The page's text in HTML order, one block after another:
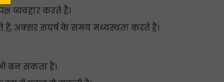
व्यवहार करते हैं।
हैं, अक्सर संघर्ष के समय मध्यस्थता करते हैं।
बन सकता है।